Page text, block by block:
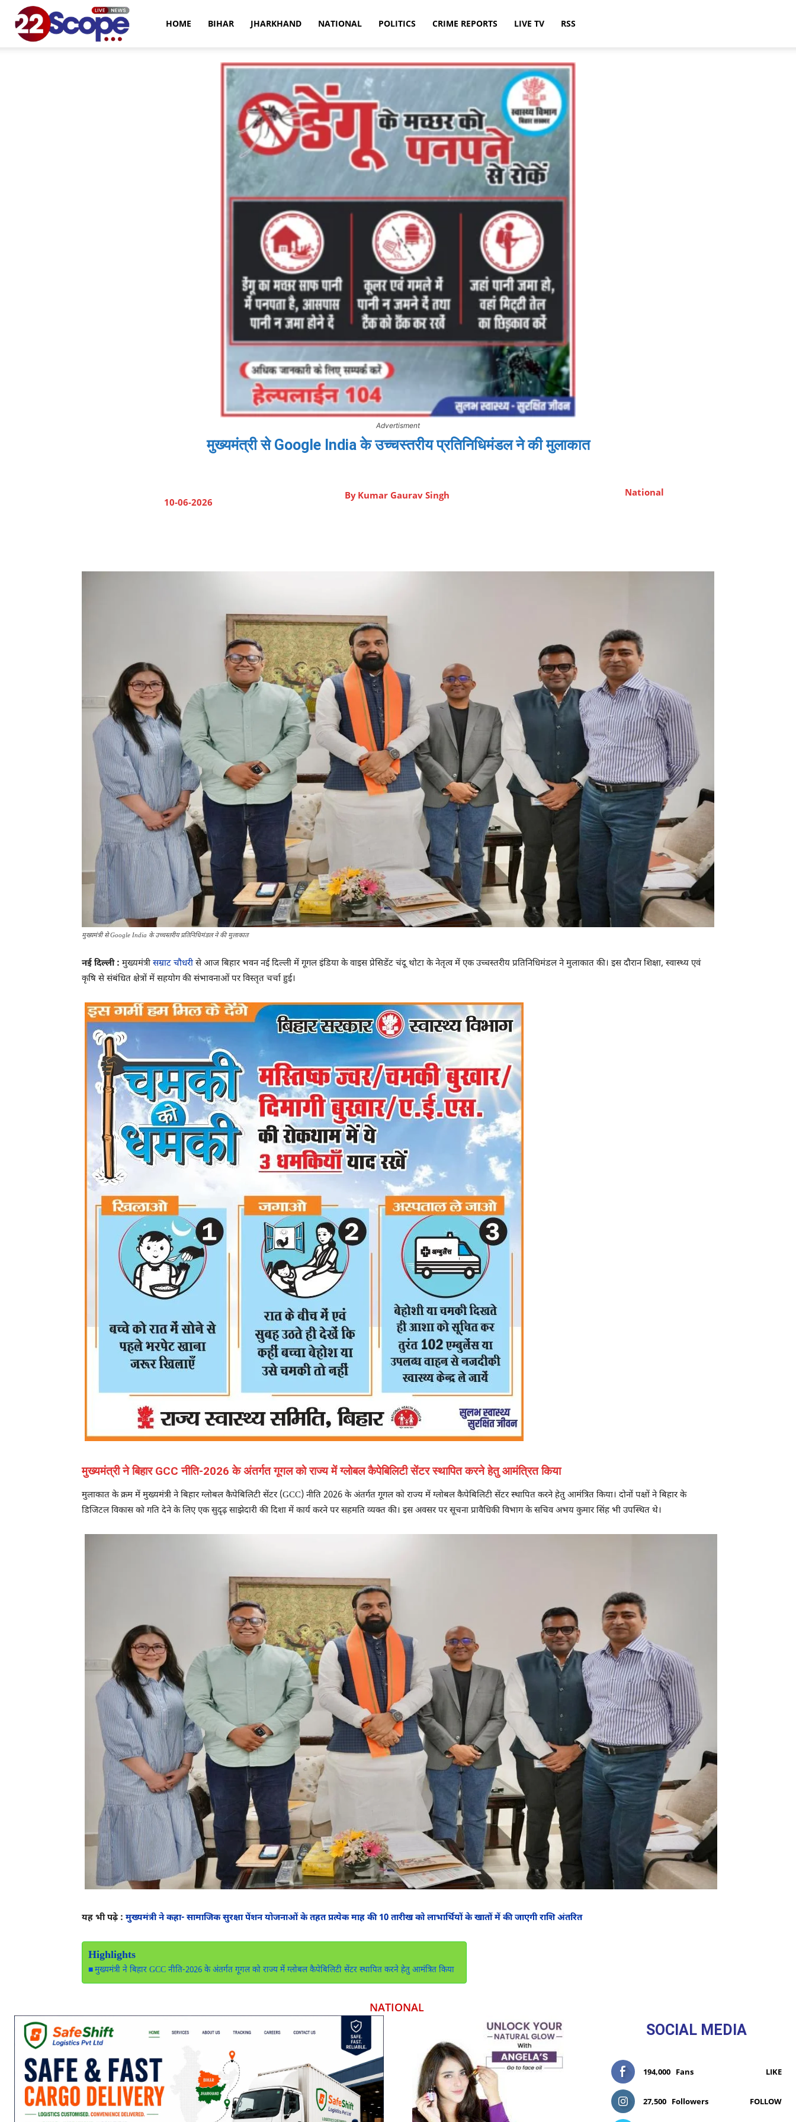
HOME BIHAR JHARKHAND NATIONAL POLITICS CRIME REPORTS LIVE TV RSS
Advertisment
मुख्यमंत्री से Google India के उच्चस्तरीय प्रतिनिधिमंडल ने की मुलाकात
10-06-2026
By Kumar Gaurav Singh National
मुख्यमंत्री से Google India के उच्चस्तरीय प्रतिनिधिमंडल ने की मुलाकात
नई दिल्ली : मुख्यमंत्री सम्राट चौधरीसे आज बिहार भवन नई दिल्ली में गूगल इंडिया के वाइस प्रेसिडेंट चंदू थोटा के नेतृत्व में एक उच्चस्तरीय प्रतिनिधिमंडल ने मुलाकात की। इस दौरान शिक्षा, स्वास्थ्य एवं
कृषि से संबंधित क्षेत्रों में सहयोग की संभावनाओं पर विस्तृत चर्चा हुई।
मुख्यमंत्री ने बिहार GCC नीति-2026 के अंतर्गत गूगल को राज्य में ग्लोबल कैपेबिलिटी सेंटर स्थापित करने हेतु आमंत्रित किया
मुलाकात के क्रम में मुख्यमंत्री ने बिहार ग्लोबल कैपेबिलिटी सेंटर (GCC) नीति 2026 के अंतर्गत गूगल को राज्य में ग्लोबल कैपेबिलिटी सेंटर स्थापित करने हेतु आमंत्रित किया। दोनों पक्षों ने बिहार के
डिजिटल विकास को गति देने के लिए एक सुदृढ़ साझेदारी की दिशा में कार्य करने पर सहमति व्यक्त की। इस अवसर पर सूचना प्रावैधिकी विभाग के सचिव अभय कुमार सिंह भी उपस्थित थे।
यह भी पढ़े : मुख्यमंत्री ने कहा- सामाजिक सुरक्षा पेंशन योजनाओं के तहत प्रत्येक माह की 10 तारीख को लाभार्थियों के खातों में की जाएगी राशि अंतरित
Highlights
मुख्यमंत्री ने बिहार GCC नीति-2026 के अंतर्गत गूगल को राज्य में ग्लोबल कैपेबिलिटी सेंटर स्थापित करने हेतु आमंत्रित किया
NATIONAL
SOCIAL MEDIA
194,000 Fans LIKE
27,500 Followers FOLLOW